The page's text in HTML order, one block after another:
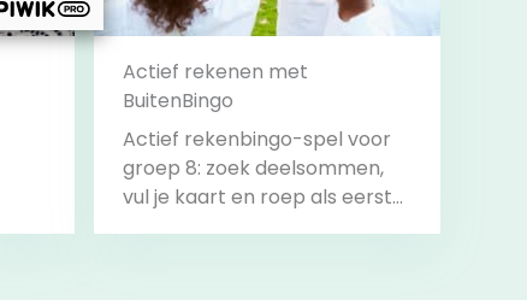
Actief rekenen met
BuitenBingo
Actief rekenbingo-spel voor
groep 8: zoek deelsommen,
vul je kaart en roep als eerste